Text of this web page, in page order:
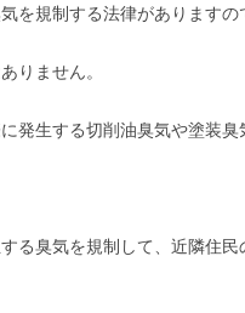
を規制する法律がありますの
りません。
発生する切削油臭気や塗装臭
る臭気を規制して、近隣住